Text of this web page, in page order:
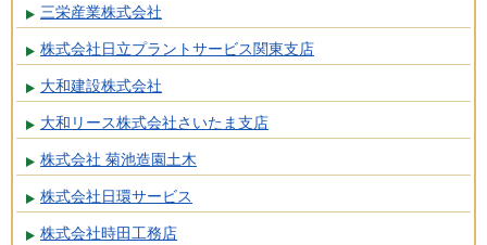
三栄産業株式会社
株式会社日立プラントサービス関東支店
大和建設株式会社
大和リース株式会社さいたま支店
株式会社 菊池造園土木
株式会社日環サービス
株式会社時田工務店